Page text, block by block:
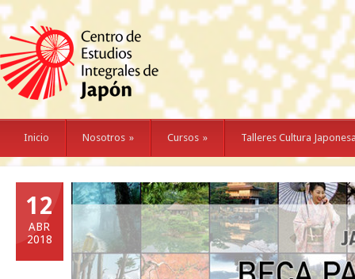
Inicio Nosotros » Cursos » Talleres Cultura
12
ABR
2018